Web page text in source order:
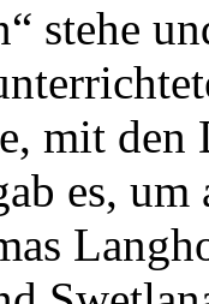
stehe
mit den
es,